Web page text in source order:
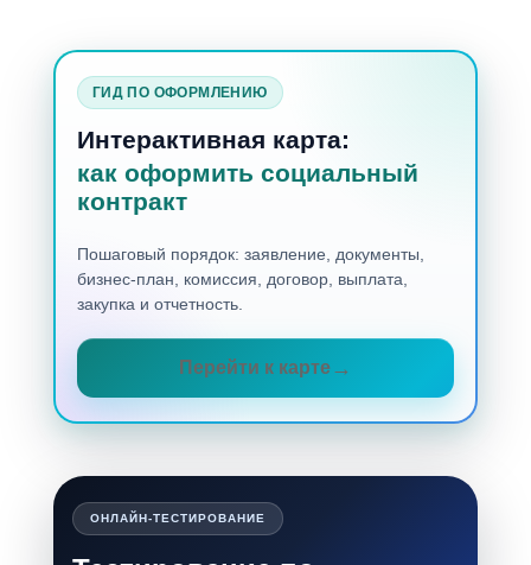
ГИД ПО ОФОРМЛЕНИЮ
Интерактивная карта:
как оформить социальный
контракт
Пошаговый порядок: заявление, документы,
бизнес-план, комиссия, договор, выплата,
закупка и отчетность.
Перейти к карте
ОНЛАЙН-ТЕСТИРОВАНИЕ